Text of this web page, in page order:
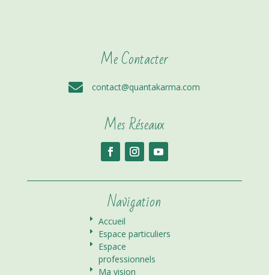
Me Contacter
 contact@quantakarma.com
Mes Réseaux
Navigation
E Accueil
E Espace particuliers
E
Espace
professionnels
E Ma vision